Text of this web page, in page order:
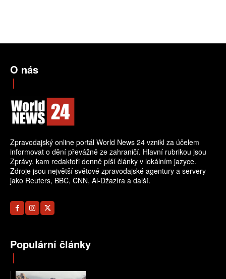
O nás
Zpravodajský online portál World News 24 vznikl za účelem
informovat o dění převážně ze zahraničí. Hlavní rubrikou jsou
Zprávy, kam redaktoři denně píší články v lokálním jazyce.
Zdroje jsou největší světové zpravodajské agentury a servery
jako Reuters, BBC, CNN, Al-Džazíra a další.
Populární články